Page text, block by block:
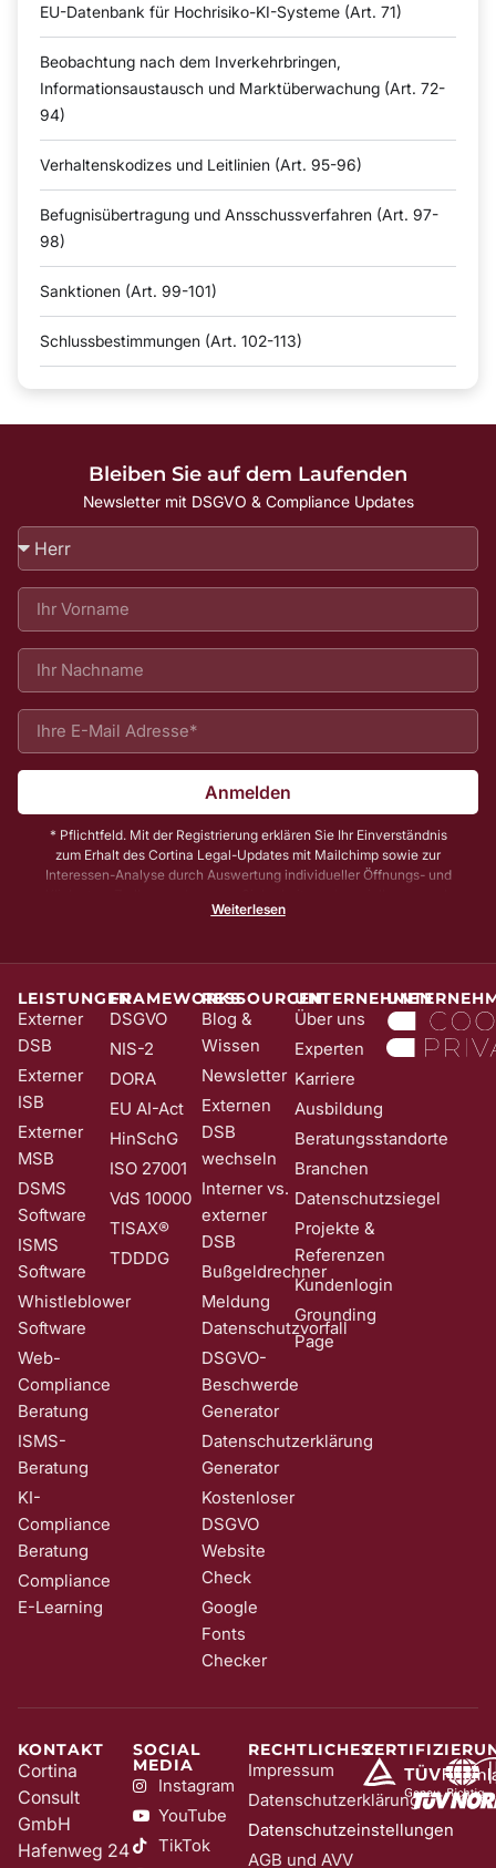
EU-Datenbank für Hochrisiko-KI-Systeme (Art. 71)
Beobachtung nach dem Inverkehrbringen,
Informationsaustausch und Marktüberwachung (Art. 72-
94)
Verhaltenskodizes und Leitlinien (Art. 95-96)
Befugnisübertragung und Ansschussverfahren (Art. 97-
98)
Sanktionen (Art. 99-101)
Schlussbestimmungen (Art. 102-113)
Bleiben Sie auf dem Laufenden
Newsletter mit DSGVO & Compliance Updates
Anmelden
* Pflichtfeld. Mit der Registrierung erklären Sie Ihr Einverständnis
zum Erhalt des Cortina Legal-Updates mit Mailchimp sowie zur
Interessen-Analyse durch Auswertung individueller Öffnungs- und
noch eine E-Mail mit einem Bestätigungs-Link (sog. Double-Opt-In);
Wirkung für die Zukunft und ohne Angabe von Gründen widerrufen;
z. B. durch Klick auf den Abmeldelink am Ende jedes Newsletters.
Nähere Informationen zur Verarbeitung Ihrer Daten finden Sie in
Date​​​​nschutzerklärung .
Weiterlesen
LEISTUNGEN
Externer
DSB
Externer
ISB
Externer
MSB
DSMS
Software
ISMS
Software
Whistleblower
Software
Web-
Compliance
Beratung
ISMS-
Beratung
KI-
Compliance
Beratung
Compliance
E-Learning
FRAMEWORKS
DSGVO
NIS-2
DORA
EU AI-Act
HinSchG
ISO 27001
VdS 10000
TISAX®
TDDDG
RESSOURCEN
Blog &
Wissen
Newsletter
Externen
DSB
wechseln
Interner vs.
externer
DSB
Bußgeldrechner
Meldung
Datenschutzvorfall
DSGVO-
Beschwerde
Generator
Datenschutzerklärung
Generator
Kostenloser
DSGVO
Website
Check
Google
Fonts
Checker
UNTERNEHMEN
Über uns
Experten
Karriere
Ausbildung
Beratungsstandorte
Branchen
Datenschutzsiegel
Projekte &
Referenzen
Kundenlogin
Grounding
Page
KONTAKT
Cortina
Consult
GmbH
Hafenweg 24
SOCIAL
MEDIA
Instagram
YouTube
TikTok
RECHTLICHES
Impressum
Datenschutzerklärung
Datenschutzeinstellungen
AGB und AVV